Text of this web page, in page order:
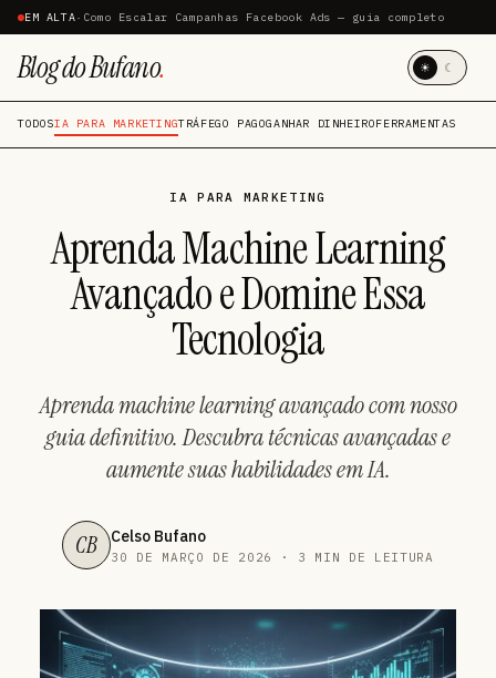
EM ALTA· Como Escalar Campanhas Facebook Ads — guia completo
Blog do Bufano. ☀ ☾
TODOSIA PARA MARKETINGTRÁFEGO PAGOGANHAR DINHEIROFERRAMENTAS
IA PARA MARKETING
Aprenda Machine Learning
Avançado e Domine Essa
Tecnologia
Aprenda machine learning avançado com nosso
guia definitivo. Descubra técnicas avançadas e
aumente suas habilidades em IA.
CB Celso Bufano
30 DE MARÇO DE 2026 · 3 MIN DE LEITURA